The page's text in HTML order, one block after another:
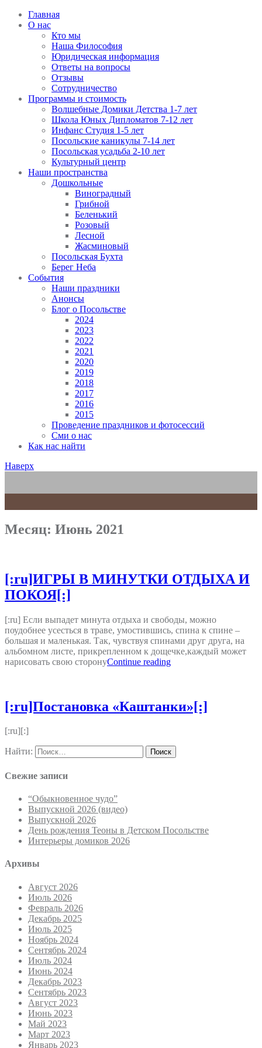
Главная
О нас
Кто мы
Наша Философия
Юридическая информация
Ответы на вопросы
Отзывы
Сотрудничество
Программы и стоимость
Волшебные Домики Детства 1-7 лет
Школа Юных Дипломатов 7-12 лет
Инфанс Студия 1-5 лет
Посольские каникулы 7-14 лет
Посольская усадьба 2-10 лет
Культурный центр
Наши пространства
Дошкольные
Виноградный
Грибной
Беленький
Розовый
Лесной
Жасминовый
Посольская Бухта
Берег Неба
События
Наши праздники
Анонсы
Блог о Посольстве
2024
2023
2022
2021
2020
2019
2018
2017
2016
2015
Проведение праздников и фотосессий
Сми о нас
Как нас найти
Наверх
Месяц: Июнь 2021
[:ru]ИГРЫ В МИНУТКИ ОТДЫХА И
ПОКОЯ[:]
[:ru] Если выпадет минута отдыха и свободы, можно
поудобнее усесться в траве, умостившись, спина к спине –
большая и маленькая. Так, чувствуя спинами друг друга, на
альбомном листе, прикрепленном к дощечке,каждый может
нарисовать свою сторонуContinue reading
[:ru]Постановка «Каштанки»[:]
[:ru][:]
Найти:
Свежие записи
“Обыкновенное чудо”
Выпускной 2026 (видео)
Выпускной 2026
День рождения Теоны в Детском Посольстве
Интерьеры домиков 2026
Архивы
Август 2026
Июль 2026
Февраль 2026
Декабрь 2025
Июль 2025
Ноябрь 2024
Сентябрь 2024
Июль 2024
Июнь 2024
Декабрь 2023
Сентябрь 2023
Август 2023
Июнь 2023
Май 2023
Март 2023
Январь 2023